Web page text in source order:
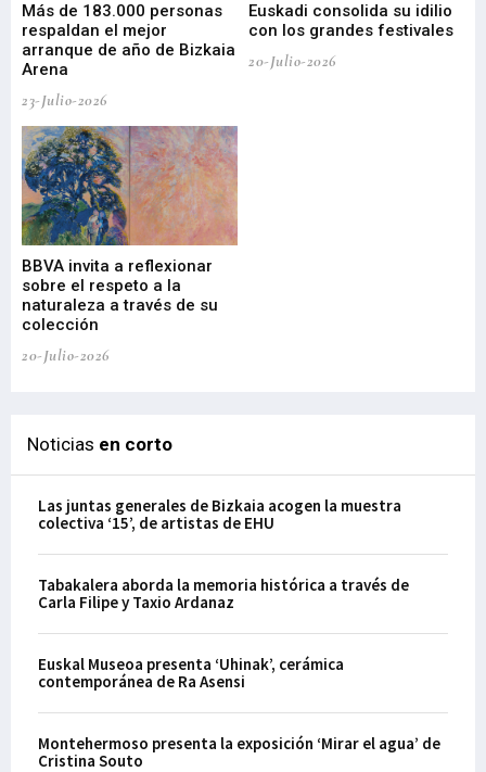
Más de 183.000 personas
respaldan el mejor
arranque de año de Bizkaia
Arena
23-Julio-2026
Euskadi consolida su idilio
con los grandes festivales
20-Julio-2026
BBVA invita a reflexionar
sobre el respeto a la
naturaleza a través de su
colección
20-Julio-2026
Noticias en corto
Las juntas generales de Bizkaia acogen la muestra
colectiva ‘15’, de artistas de EHU
Tabakalera aborda la memoria histórica a través de
Carla Filipe y Taxio Ardanaz
Euskal Museoa presenta ‘Uhinak’, cerámica
contemporánea de Ra Asensi
Montehermoso presenta la exposición ‘Mirar el agua’ de
Cristina Souto